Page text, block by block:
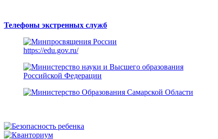
Телефоны экстренных служб
https://edu.gov.ru/